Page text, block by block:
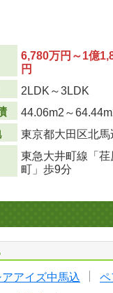
6,780万円～1億
円
2LDK～3LDK
44.06m2 ～64.44m
東京都大田区北馬
東急大井町線「荏
町」歩9分
アイズ中馬込 ペ